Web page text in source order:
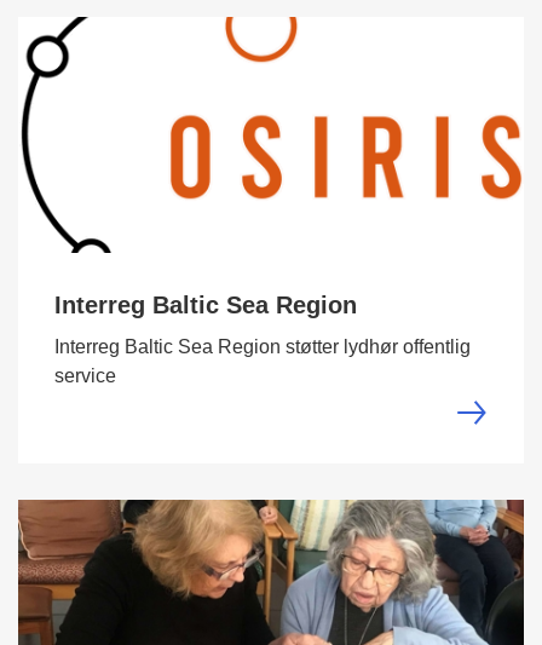
Interreg Baltic Sea Region
Interreg Baltic Sea Region støtter lydhør offentlig
service